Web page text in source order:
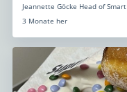
Jeannette Göcke Head of
3 Monate her